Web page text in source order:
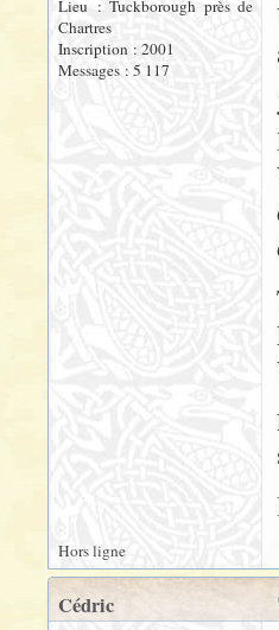
Lieu : Tuckborough près de
Chartres
Inscription : 2001
Messages : 5 117
Hors ligne
Cédric